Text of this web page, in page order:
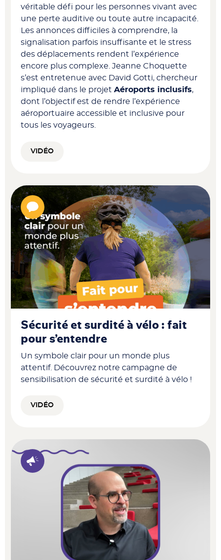
véritable défi pour les personnes vivant avec
une perte auditive ou toute autre incapacité.
Les annonces difficiles à comprendre, la
signalisation parfois insuffisante et le stress
des déplacements rendent l’expérience
encore plus complexe. Jeanne Choquette
s’est entretenue avec David Gotti, chercheur
impliqué dans le projetAéroports inclusifs,
dont l’objectif est de rendre l’expérience
aéroportuaire accessible et inclusive pour
tous les voyageurs.
VIDÉO
Sécurité et surdité à vélo : fait
pour s’entendre
Un symbole clair pour un monde plus
attentif. Découvrez notre campagne de
sensibilisation de sécurité et surdité à vélo !
VIDÉO